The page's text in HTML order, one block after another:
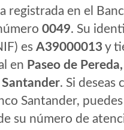
registrada en el
0049. Su
es A39000013y
en Paseo de
. Si deseas
Santander,
su número de